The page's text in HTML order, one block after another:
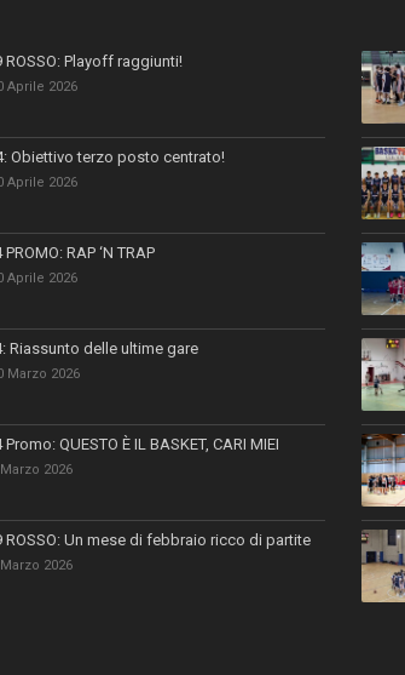
ROSSO: Playoff raggiunti!
Aprile 2026
Obiettivo terzo posto centrato!
Aprile 2026
PROMO: RAP ‘N TRAP
Aprile 2026
Riassunto delle ultime gare
Marzo 2026
Promo: QUESTO È IL BASKET, CARI MIEI
2026
ROSSO: Un mese di febbraio ricco di partite
2026